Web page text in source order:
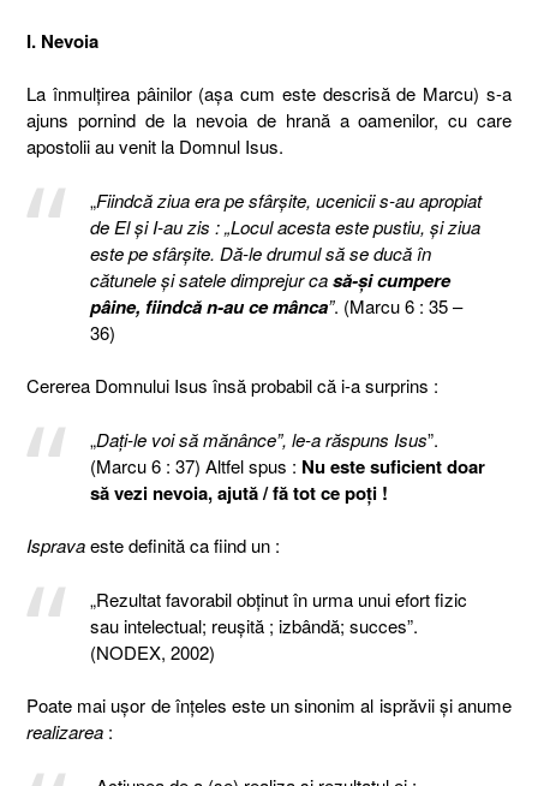
I. Nevoia
La înmulţirea pâinilor (aşa cum este descrisă de Marcu) s-a
ajuns pornind de la nevoia de hrană a oamenilor, cu care
apostolii au venit la Domnul Isus.
„Fiindcă ziua era pe sfârşite, ucenicii s-au apropiat
de El şi I-au zis : „Locul acesta este pustiu, şi ziua
este pe sfârşite. Dă-le drumul să se ducă în
cătunele şi satele dimprejur casă-şi cumpere
pâine, fiindcă n-au ce mânca”. (Marcu 6 : 35 –
36)
Cererea Domnului Isus însă probabil că i-a surprins :
„Daţi-le voi să mănânce”, le-a răspuns Isus”.
(Marcu 6 : 37) Altfel spus : Nu este suficient doar
să vezi nevoia, ajută / fă tot ce poţi !
Ispravaeste definită ca fiind un :
„Rezultat favorabil obținut în urma unui efort fizic
sau intelectual; reușită ; izbândă; succes”.
(NODEX, 2002)
Poate mai uşor de înţeles este un sinonim al isprăvii şi anume
realizarea :